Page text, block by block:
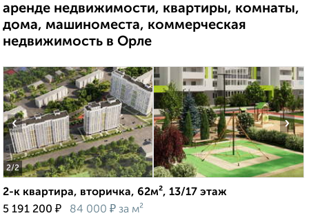
аренде недвижимости, квартиры, комнаты,
дома, машиноместа, коммерческая
недвижимость в Орле
2/2
‹ ›
2-к квартира, вторичка, 62м², 13/17 этаж
5 191 200 ₽ 84 000 ₽ за м²